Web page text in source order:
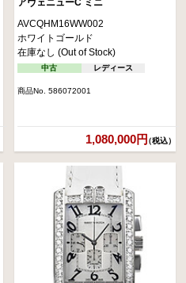
アヴェニューC ミニ
AVCQHM16WW002
ホワイトゴールド
在庫なし (Out of Stock)
中古 レディース
商品No. 586072001
1,080,000円（税込）